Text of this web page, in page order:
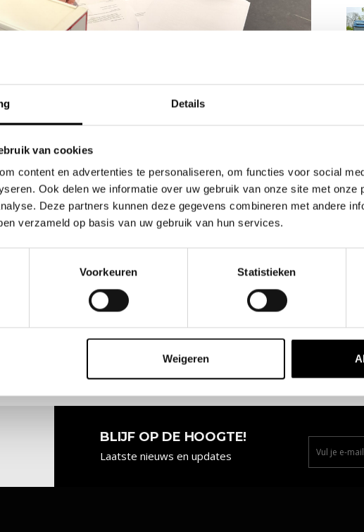
Details
van cookies
content en advertenties te personaliseren, om functies voor social
Ook delen we informatie over uw gebruik van onze site met onze
Deze partners kunnen deze gegevens combineren met andere
verzameld op basis van uw gebruik van hun services.
Voorkeuren Statistieken
Weigeren
Carrosserie!
blijft groeien en we zijn ontzettend trots om aan te
ons heeft aangesloten.
gezet, wat betekent dat de samenwerking nu echt een feit is.
toekomst vol mooie projecten!
voor het vertrouwen in ONE Opleidingen. We kunnen niet
BLIJF OP DE HOOGTE!
Laatste nieuws en updates